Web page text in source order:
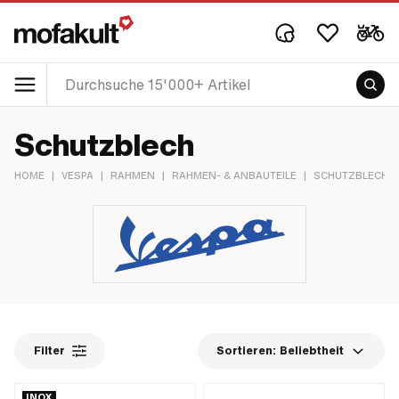
Schutzblech
HOME | VESPA | RAHMEN | RAHMEN- & ANBAUTEILE | SCHUTZBLECH
Filter Sortieren: Beliebtheit